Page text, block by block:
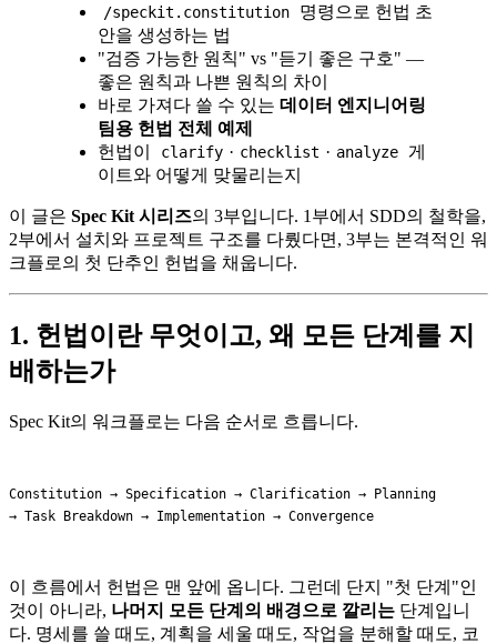
/speckit.constitution
명령으로 헌법 초
안을 생성하는 법
"검증 가능한 원칙" vs "듣기 좋은 구호" —
좋은 원칙과 나쁜 원칙의 차이
바로 가져다 쓸 수 있는 데이터 엔지니어링
팀용 헌법 전체 예제
헌법이
clarify · checklist · analyze 게
이트와 어떻게 맞물리는지
이 글은 Spec Kit 시리즈의 3부입니다. 1부에서 SDD의 철학을,
2부에서 설치와 프로젝트 구조를 다뤘다면, 3부는 본격적인 워
크플로의 첫 단추인 헌법을 채웁니다.
1. 헌법이란 무엇이고, 왜 모든 단계를 지
배하는가
Spec Kit의 워크플로는 다음 순서로 흐릅니다.
Constitution → Specification → Clarification → Planning
이 흐름에서 헌법은 맨 앞에 옵니다. 그런데 단지 "첫 단계"인
것이 아니라, 나머지 모든 단계의 배경으로 깔리는 단계입니
다. 명세를 쓸 때도, 계획을 세울 때도, 작업을 분해할 때도, 코